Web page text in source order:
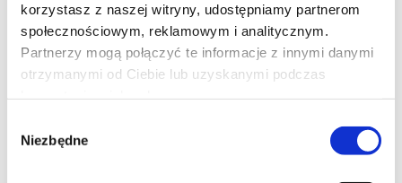
korzystasz z naszej witryny, udostępniamy partnerom
społecznościowym, reklamowym i analitycznym.
Partnerzy mogą połączyć te informacje z innymi danymi
otrzymanymi od Ciebie lub uzyskanymi podczas
zgody
Niezbędne